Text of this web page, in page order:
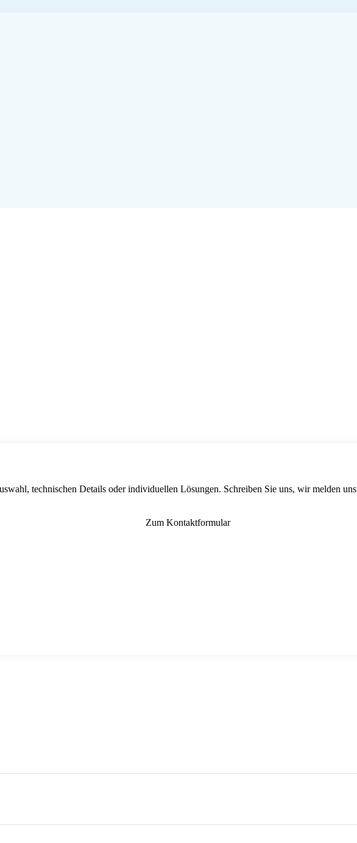
technischen Details oder individuellen Lösungen. Schreiben Sie uns, wir melden
Zum Kontaktformular